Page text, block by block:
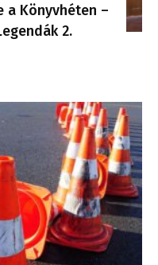
a Könyvhéten –
2.